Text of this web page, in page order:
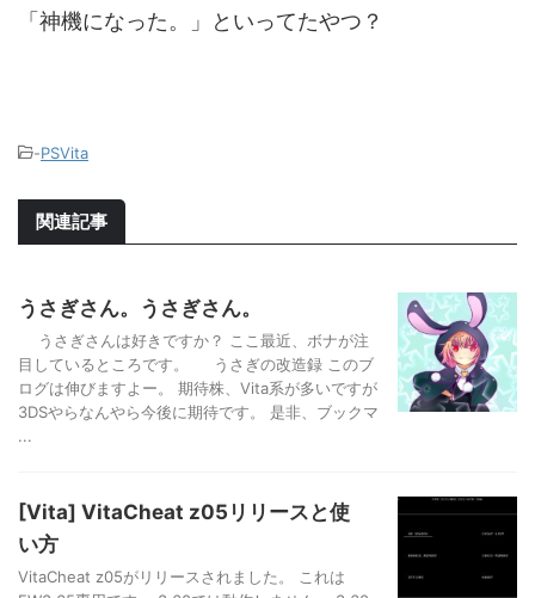
「神機になった。」といってたやつ？
-PSVita
関連記事
うさぎさん。うさぎさん。
うさぎさんは好きですか？ ここ最近、ボナが注
目しているところです。 うさぎの改造録 このブ
ログは伸びますよー。 期待株、Vita系が多いですが
3DSやらなんやら今後に期待です。 是非、ブックマ
...
[Vita] VitaCheat z05リリースと使
い方
VitaCheat z05がリリースされました。 これは